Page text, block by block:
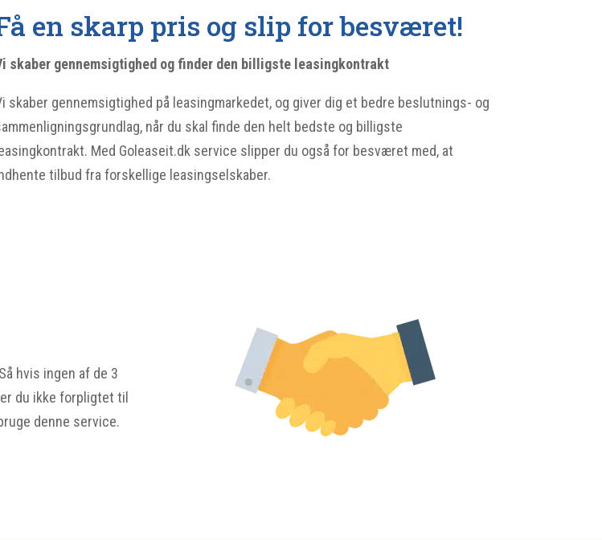
en skarp pris og slip for besværet!
skaber gennemsigtighed og finder den billigste leasingkontrakt
skaber gennemsigtighed på leasingmarkedet, og giver dig et bedre beslutnings- og
når du skal finde den helt bedste og billigste
Med Goleaseit.dk service slipper du også for besværet med, at
tilbud fra forskellige leasingselskaber.
hvis ingen af de 3
du ikke forpligtet til
denne service.